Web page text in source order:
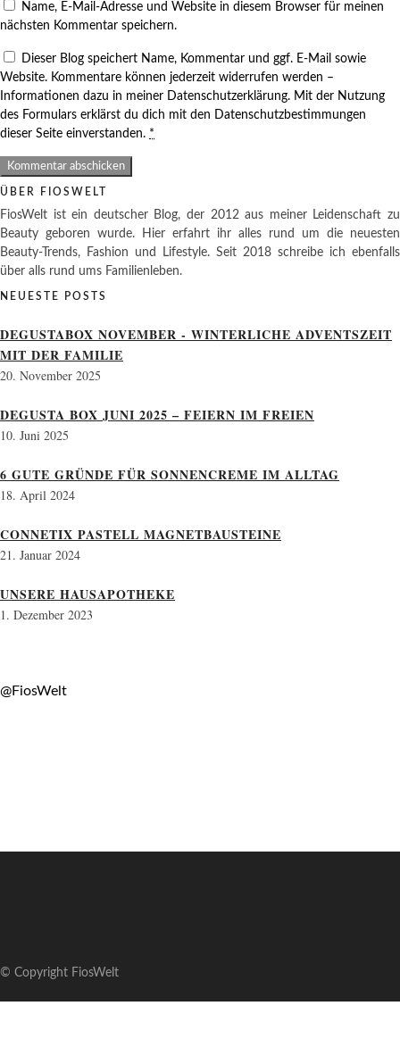
Name, E-Mail-Adresse und Website in diesem Browser für meinen
nächsten Kommentar speichern.
Dieser Blog speichert Name, Kommentar und ggf. E-Mail sowie
Website. Kommentare können jederzeit widerrufen werden –
Informationen dazu in meiner Datenschutzerklärung. Mit der Nutzung
des Formulars erklärst du dich mit den Datenschutzbestimmungen
dieser Seite einverstanden. *
ÜBER FIOSWELT
FiosWelt ist ein deutscher Blog, der 2012 aus meiner Leidenschaft zu
Beauty geboren wurde. Hier erfahrt ihr alles rund um die neuesten
Beauty-Trends, Fashion und Lifestyle. Seit 2018 schreibe ich ebenfalls
über alls rund ums Familienleben.
NEUESTE POSTS
DEGUSTABOX NOVEMBER - WINTERLICHE ADVENTSZEIT
MIT DER FAMILIE
20. November 2025
DEGUSTA BOX JUNI 2025 – FEIERN IM FREIEN
10. Juni 2025
6 GUTE GRÜNDE FÜR SONNENCREME IM ALLTAG
18. April 2024
CONNETIX PASTELL MAGNETBAUSTEINE
21. Januar 2024
UNSERE HAUSAPOTHEKE
1. Dezember 2023
@FiosWelt
© Copyright FiosWelt